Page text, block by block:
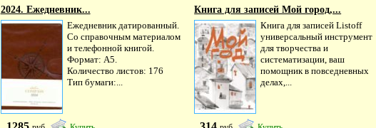
2024. Ежедневник...
Ежедневник датированный.
Со справочным материалом
и телефонной книгой.
Формат: А5.
Количество листов: 176
Тип бумаги:...
Книга для записей Мой город,...
Книга для записей Listoff
универсальный инструмент
для творчества и
систематизации, ваш
помощник в повседневных
делах,...